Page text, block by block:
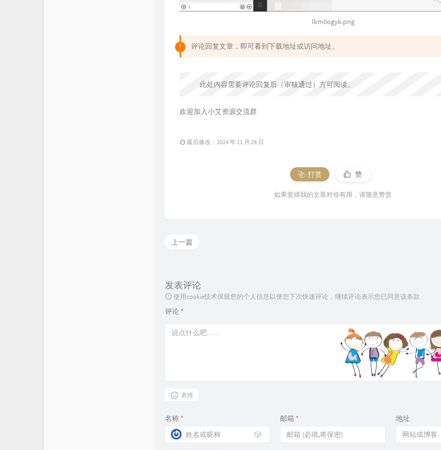
lkm0ogyk.png
评论回复文章，即可看到下载地址或访问地址。
此处内容需要评论回复后（审核通过）方可阅读。
欢迎加入小艾资源交流群
最后修改：2024 年 11 月 26 日
打赏 赞
如果觉得我的文章对你有用，请随意赞赏
上一篇
发表评论
使用cookie技术保留您的个人信息以便您下次快速评论，继续评论表示您已同意该条款
评论 *
表情
名称 *
🎲
邮箱 * 地址